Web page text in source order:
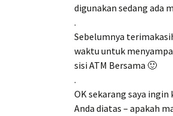
digunakan sedang ada
.
Sebelumnya
waktu untuk
sisi ATM Bersama 🙂
.
OK sekarang saya
Anda diatas – apakah